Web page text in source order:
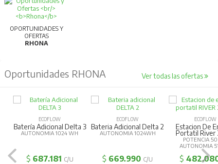
OPORTUNIDADES Y
OFERTAS
RHONA
Oportunidades RHONA Ver todas las ofertas
ECOFLOW
Batería Adicional Delta 3
AUTONOMIA 1024 WH
$ 687.181 C/U
ECOFLOW
Bateria Adicional Delta 2
AUTONOMIA 1024WH
$ 669.990 C/U
ECOFLOW
Estacion De
Portatil River
POTENCIA
AUTONOMIA
$